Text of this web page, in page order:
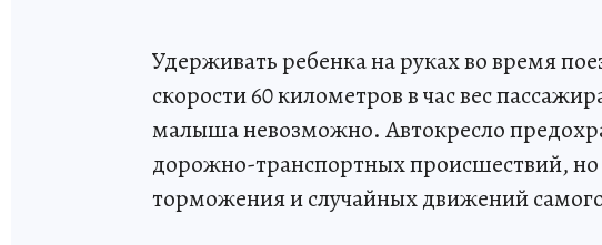
Удерживать ребенка на руках во время
скорости 60 километров в час вес
малыша невозможно. Автокресло
дорожно-транспортных происшествий, но
торможения и случайных движений